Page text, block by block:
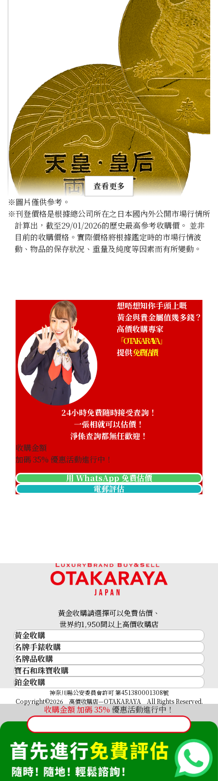
24K Gold (K24) Golden Wedding Commemorative
HKD 36,137.66
24K Gold (K24) Medal Commemorating Emperor
to West Germany
29.8g
參考回收價
HKD 41,087.94
查看更多
※圖片僅供參考。
※刊登價格是根據總公司所在之日本國內外公開市場行情所
計算出，截至29/01/2026的歷史最高參考收購價。 並非
目前的收購價格。實際價格將根據鑑定時的市場行情波
動、物品的保存狀況、重量及純度等因素而有所變動。
想唔想知你手頭上嘅
黃金與貴金屬值幾多錢？
高價收購專家
「OTAKARAYA」
提供免費估價
24小時免費隨時接受查詢！
一張相就可以估價！
淨係查詢都無任歡迎！
收購金額
加碼35% 優惠活動進行中！
用 WhatsApp 免費估價
電郵評估
收購金額 加碼35% 優惠活動進行中！
黃金收購請選擇可以免費估價、
世界約1,950間以上高價收購店
黃金收購
黃金･金條
金條
金幣及銀幣
過去十年黃金價格
金飾
金頸鍊
名牌手錶收購
名牌手錶收購
勞力士 (Rolex)
Patek Philippe
Audemars Piguet
Vacheron Constantin
A. Lange & Söhne
Breguet
名牌品收購
名牌品收購
HERMES
LOUIS VUITTON
CHANEL
卡地亞（Cartier）
CELINE
FENDI
Christian Dior
GUCCI
寶石和珠寶收購
寶石和珠寶
祖母綠
藍寶石
紅寶石
鉑金收購
神奈川縣公安委員會許可 第451380001308號
Copyright©2026 高價收購店—OTAKARAYA All Rights Reserved.